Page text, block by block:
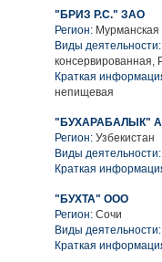
"БРИЗ Р.С." ЗАО
Регион: Мурманская
Виды деятельности:
консервированная,
Краткая
непищевая
"БУХАРАБАЛЫК"
Регион: Узбекистан
Виды деятельности:
Краткая
"БУХТА" ООО
Регион: Сочи
Виды деятельности:
Краткая